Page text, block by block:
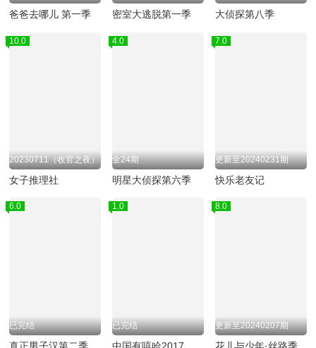
爸爸去哪儿 第一季 密室大逃脱第一季 大侦探第八季
10.0
20230711（收官之夜）
女子推理社
4.0
全24期
明星大侦探第六季
7.0
更新至20240231期
快乐老友记
6.0
已完结
真正男子汉第二季
1.0
已完结
中国有嘻哈2017
8.0
更新至20240207期
花儿与少年·丝路季